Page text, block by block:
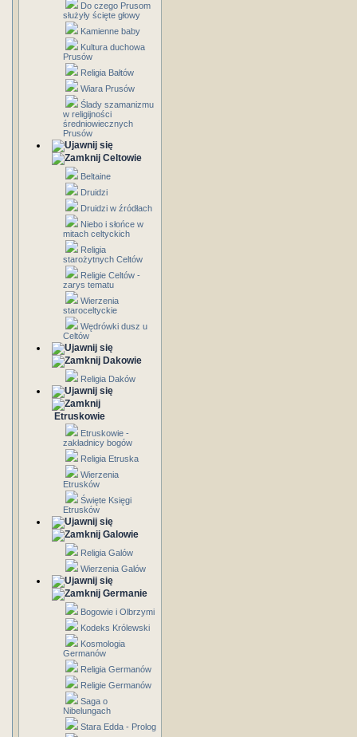
Do czego Prusom
służyły ścięte głowy
Kamienne baby
Kultura duchowa
Prusów
Religia Bałtów
Wiara Prusów
Ślady szamanizmu
w religijności
średniowiecznych
Prusów
Celtowie
Beltaine
Druidzi
Druidzi w źródłach
Niebo i słońce w
mitach celtyckich
Religia
starożytnych Celtów
Religie Celtów -
zarys tematu
Wierzenia
staroceltyckie
Wędrówki dusz u
Celtów
Dakowie
Religia Daków
Etruskowie
Etruskowie -
zakładnicy bogów
Religia Etruska
Wierzenia
Etrusków
Święte Księgi
Etrusków
Galowie
Religia Galów
Wierzenia Galów
Germanie
Bogowie i Olbrzymi
Kodeks Królewski
Kosmologia
Germanów
Religia Germanów
Religie Germanów
Saga o
Nibelungach
Stara Edda - Prolog